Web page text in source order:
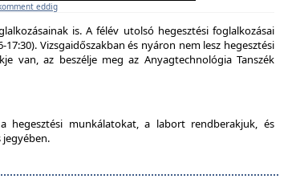
eddig
is. A félév utolsó hegesztési foglalkozásai
Vizsgaidőszakban és nyáron nem lesz hegesztési
van, az beszélje meg az Anyagtechnológia Tanszék
hegesztési munkálatokat, a labort rendberakjuk, és